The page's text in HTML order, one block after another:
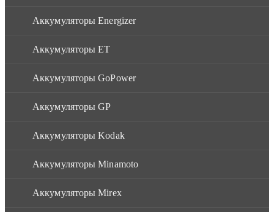
Аккумуляторы Energizer
Аккумуляторы ET
Аккумуляторы GoPower
Аккумуляторы GP
Аккумуляторы Kodak
Аккумуляторы Minamoto
Аккумуляторы Mirex